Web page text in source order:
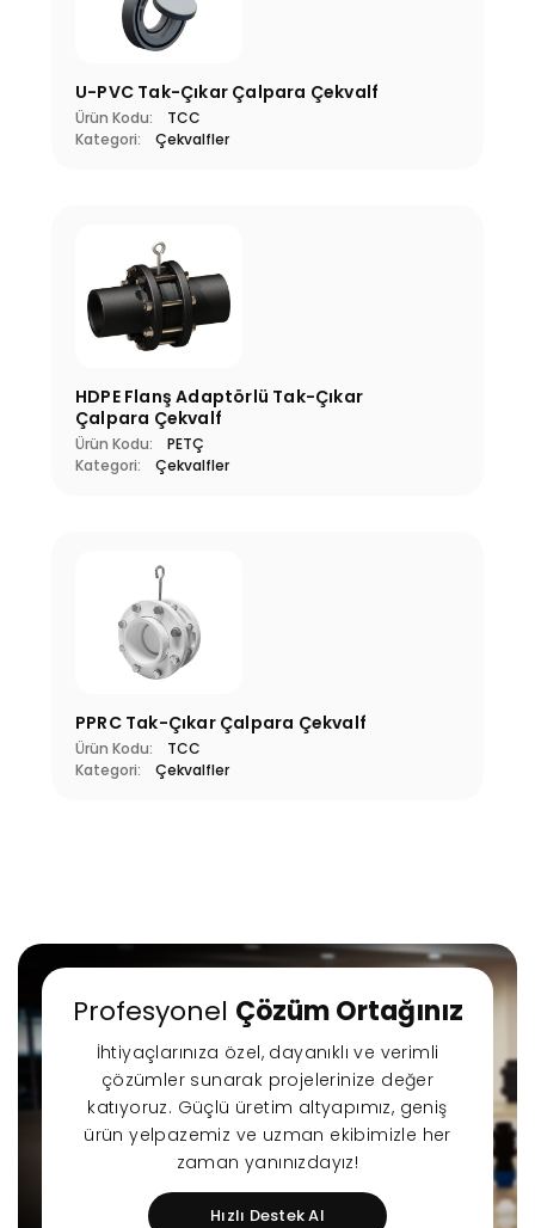
U-PVC Tak-Çıkar Çalpara Çekvalf
Ürün Kodu:
TCC
Kategori:
Çekvalfler
HDPE Flanş Adaptörlü Tak-Çıkar
Çalpara Çekvalf
Ürün Kodu:
PETÇ
Kategori:
Çekvalfler
PPRC Tak-Çıkar Çalpara Çekvalf
Ürün Kodu:
TCC
Kategori:
Çekvalfler
Profesyonel Çözüm Ortağınız
İhtiyaçlarınıza özel, dayanıklı ve verimli
çözümler sunarak projelerinize değer
katıyoruz. Güçlü üretim altyapımız, geniş
ürün yelpazemiz ve uzman ekibimizle her
zaman yanınızdayız!
Hızlı Destek Al